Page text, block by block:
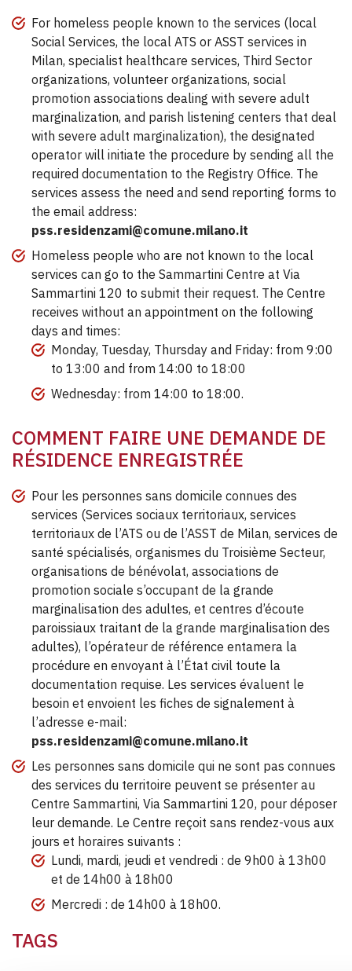
For homeless people known to the services (local
Social Services, the local ATS or ASST services in
Milan, specialist healthcare services, Third Sector
organizations, volunteer organizations, social
promotion associations dealing with severe adult
marginalization, and parish listening centers that deal
with severe adult marginalization), the designated
operator will initiate the procedure by sending all the
required documentation to the Registry Office. The
services assess the need and send reporting forms to
the email address:
pss.residenzami@comune.milano.it
Homeless people who are not known to the local
services can go to the Sammartini Centre at Via
Sammartini 120 to submit their request. The Centre
receives without an appointment on the following
days and times:
Monday, Tuesday, Thursday and Friday: from 9:00
to 13:00 and from 14:00 to 18:00
Wednesday: from 14:00 to 18:00.
COMMENT FAIRE UNE DEMANDE DE
RÉSIDENCE ENREGISTRÉE
Pour les personnes sans domicile connues des
services (Services sociaux territoriaux, services
territoriaux de l’ATS ou de l’ASST de Milan, services de
santé spécialisés, organismes du Troisième Secteur,
organisations de bénévolat, associations de
promotion sociale s’occupant de la grande
marginalisation des adultes, et centres d’écoute
paroissiaux traitant de la grande marginalisation des
adultes), l’opérateur de référence entamera la
procédure en envoyant à l’État civil toute la
documentation requise. Les services évaluent le
besoin et envoient les fiches de signalement à
l’adresse e-mail:
pss.residenzami@comune.milano.it
Les personnes sans domicile qui ne sont pas connues
des services du territoire peuvent se présenter au
Centre Sammartini, Via Sammartini 120, pour déposer
leur demande. Le Centre reçoit sans rendez-vous aux
jours et horaires suivants :
Lundi, mardi, jeudi et vendredi : de 9h00 à 13h00
et de 14h00 à 18h00
Mercredi : de 14h00 à 18h00.
TAGS